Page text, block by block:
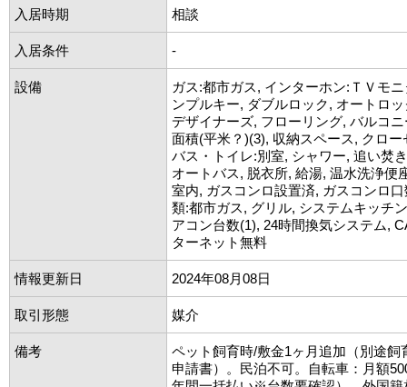
入居時期 相談
入居条件 -
設備
ガス:都市ガス, インターホン:ＴＶモ
ンプルキー, ダブルロック, オートロ
デザイナーズ, フローリング, バルコ
面積(平米？)(3), 収納スペース, クロー
バス・トイレ:別室, シャワー, 追い焚
オートバス, 脱衣所, 給湯, 温水洗浄便
室内, ガスコンロ設置済, ガスコンロ
類:都市ガス, グリル, システムキッチ
アコン台数(1), 24時間換気システム,
ターネット無料
情報更新日 2024年08月08日
取引形態 媒介
備考
ペット飼育時/敷金1ヶ月追加（別途飼
申請書）。民泊不可。自転車：月額